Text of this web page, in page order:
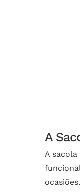
A
A
ocasiões.